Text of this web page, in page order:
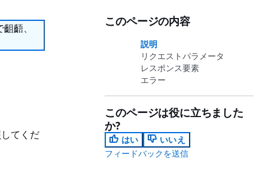
齬、
てくだ
このページの内容
説明
リクエストパラメータ
レスポンス要素
エラー
このページは役に立ちました
か?
はい
いいえ
フィードバックを送信